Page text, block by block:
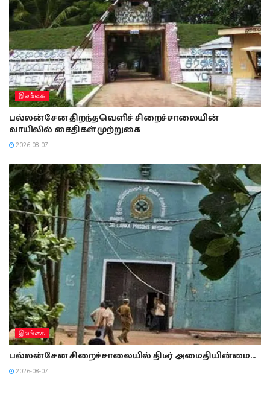
இலங்கை
பல்லன்சேன திறந்தவெளிச் சிறைச்சாலையின்
வாயிலில் கைதிகள் முற்றுகை
2026-08-07
இலங்கை
பல்லன்சேன சிறைச்சாலையில் திடீர் அமைதியின்மை…
2026-08-07